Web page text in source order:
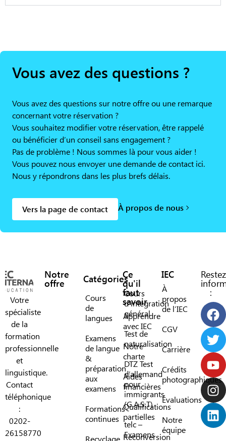
Vous avez des questions ?
Vous avez des questions sur notre offre ou une remarque
concernant votre réservation ?
Vous souhaitez modifier votre réservation, être rappelé
ou bénéficier d’un conseil sans engagement ?
Pas de problème ! Nous sommes là pour vous aider !
Vous pouvez nous envoyer une demande de contact ici.
Nous y répondrons dans les plus brefs délais.
Vers la page de contact À propos de nous
Votre
spécialiste
de la
formation
professionnelle
et
linguistique.
Contact
téléphonique
:
0202-
26158770
Notre
offre
Cours
de
langues
Examens
de langue
&
préparation
aux
examens
Formations
continues
Recyclage
Catégories
Cours
d’intégration
général
Test de
naturalisation
DTZ Test
d’allemand
pour
immigrants
(G.A.S.T)
telc –
Examens
Ce
qu'il
faut
savoir
Apprendre
avec IEC
Notre
charte
Aides
financières
Qualifications
partielles
Reconversion
IEC
À
propos
de l’IEC
CGV
Carrière
Crédits
photographiques
Évaluations
Notre
équipe
Restez
: